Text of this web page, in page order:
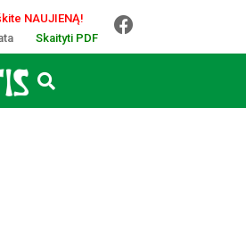
NAUJIENĄ!
Skaityti PDF